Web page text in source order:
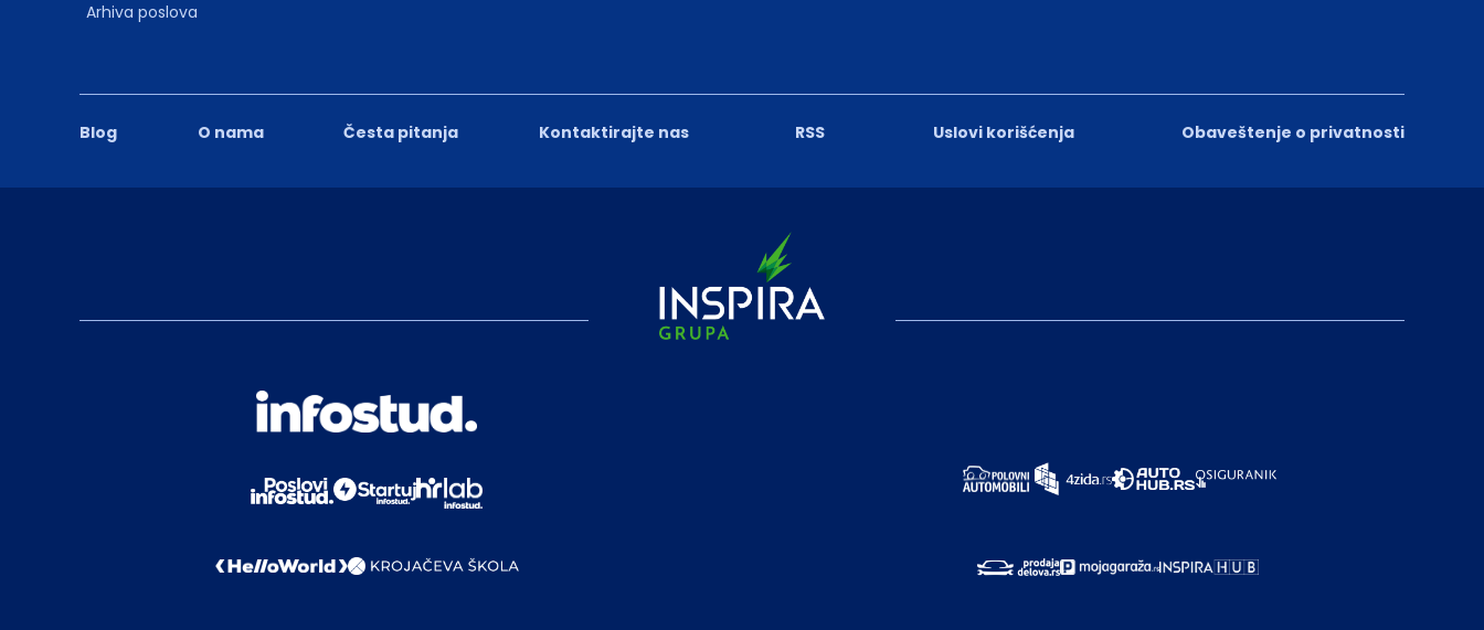
Blog O nama Česta pitanja Kontaktirajte nas RSS Uslovi korišćenja Obaveštenje o privatnosti
Arhiva poslova